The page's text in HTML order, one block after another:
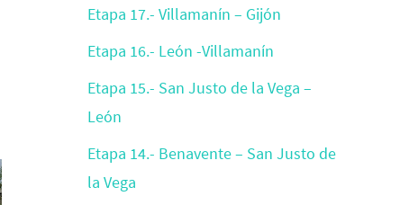
Etapa 17.- Villamanín – Gijón
Etapa 16.- León -Villamanín
Etapa 15.- San Justo de la Vega –
León
Etapa 14.- Benavente – San Justo de
la Vega